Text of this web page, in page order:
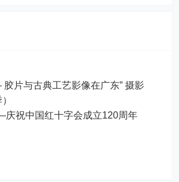
片与古典工艺影像在广东” 摄影
祝中国红十字会成立120周年